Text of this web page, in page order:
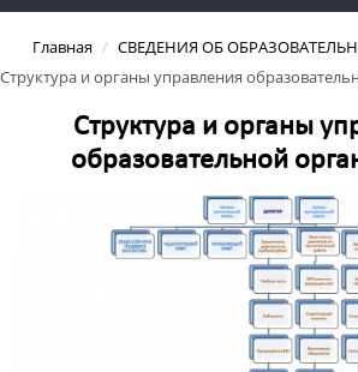
Главная / СВЕДЕНИЯ ОБ
Структура и органы управления
Структура и органы
образовательной